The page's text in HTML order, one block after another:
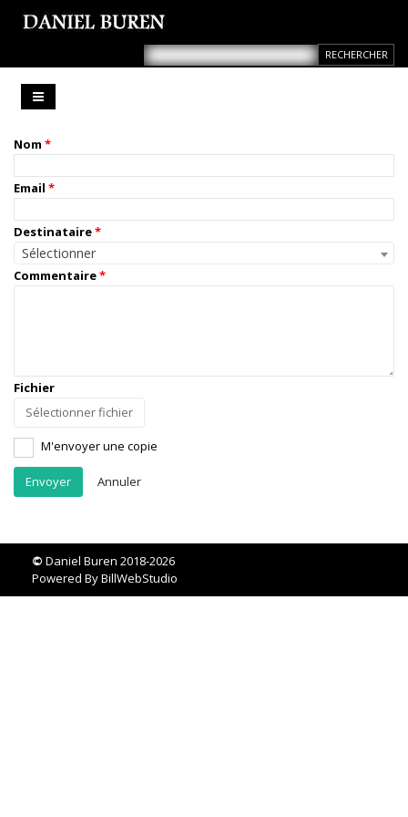
Nom
Email
Destinataire
Sélectionner
Commentaire
Fichier
Sélectionner fichier
M'envoyer une copie
Annuler
© Daniel Buren 2018-2026
Powered ByBillWebStudio